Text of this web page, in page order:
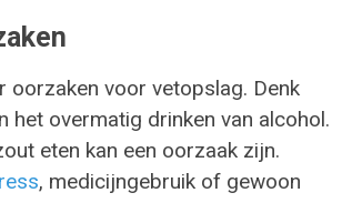
oorzaken voor vetopslag. Denk
het overmatig drinken van alcohol.
eten kan een oorzaak zijn.
, medicijngebruik of gewoon